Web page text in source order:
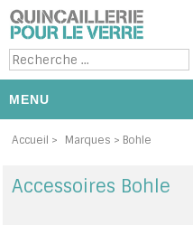
MENU
NOUS CONTACTER
PRODUITS ET CATÉGORIE
Accueil > Marques > Bohle
Accessoires Bohle